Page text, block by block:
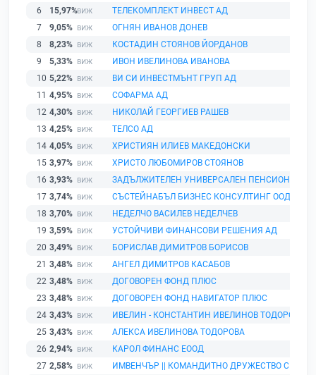
6
15,97%
ТЕЛЕКОМПЛЕКТ ИНВЕСТ АД
7
9,05%
ОГНЯН ИВАНОВ ДОНЕВ
8
8,23%
КОСТАДИН СТОЯНОВ ЙОРДАНОВ
9
5,33%
ИВОН ИВЕЛИНОВА ИВАНОВА
10 5,22%
ВИ СИ ИНВЕСТМЪНТ ГРУП АД
11 4,95%
СОФАРМА АД
12 4,30%
НИКОЛАЙ ГЕОРГИЕВ РАШЕВ
13 4,25%
ТЕЛСО АД
14 4,05%
ХРИСТИЯН ИЛИЕВ МАКЕДОНСКИ
15 3,97%
ХРИСТО ЛЮБОМИРОВ СТОЯНОВ
16 3,93%
ЗАДЪЛЖИТЕЛЕН УНИВЕРСАЛЕН ПЕНСИОНЕН
17 3,74%
СЪСТЕЙНАБЪЛ БИЗНЕС КОНСУЛТИНГ ООД
18 3,70%
НЕДЕЛЧО ВАСИЛЕВ НЕДЕЛЧЕВ
19 3,59%
УСТОЙЧИВИ ФИНАНСОВИ РЕШЕНИЯ АД
20 3,49%
БОРИСЛАВ ДИМИТРОВ БОРИСОВ
21 3,48%
АНГЕЛ ДИМИТРОВ КАСАБОВ
22 3,48%
ДОГОВОРЕН ФОНД ПЛЮС
23 3,48%
ДОГОВОРЕН ФОНД НАВИГАТОР ПЛЮС
24 3,43%
ИВЕЛИН - КОНСТАНТИН ИВЕЛИНОВ ТОДОРОВ
25 3,43%
АЛЕКСА ИВЕЛИНОВА ТОДОРОВА
26 2,94%
КАРОЛ ФИНАНС ЕООД
27 2,58%
ИМВЕНЧЪР || КОМАНДИТНО ДРУЖЕСТВО С